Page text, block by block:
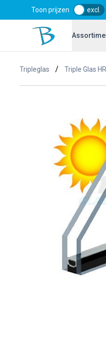
Toon prijzen excl.
Bol Glascentrum B.V.
Tripleglas / Triple Glas